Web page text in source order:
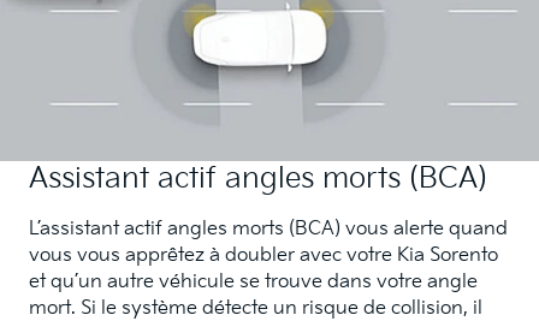
Assistant actif angles morts (BCA)
L’assistant actif angles morts (BCA) vous alerte quand
vous vous apprêtez à doubler avec votre Kia Sorento
et qu’un autre véhicule se trouve dans votre angle
mort. Si le système détecte un risque de collision, il